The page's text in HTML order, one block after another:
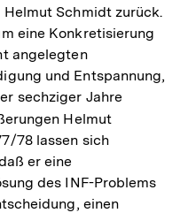
Schmidt zurück.
eine Konkretisierung
angelegten
und Entspannung,
sechziger Jahre
Helmut
78 lassen sich
er eine
des INF-Problems
einen